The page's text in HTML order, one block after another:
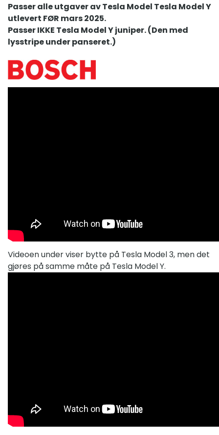
Passer alle utgaver av Tesla Model Tesla Model Y
utlevert FØR mars 2025.
Passer IKKE Tesla Model Y juniper. (Den med
lysstripe under panseret.)
Videoen under viser bytte på Tesla Model 3, men det
gjøres på samme måte på Tesla Model Y.